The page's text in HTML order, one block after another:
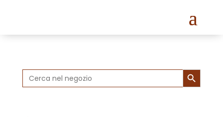
Search
for:
Search Button